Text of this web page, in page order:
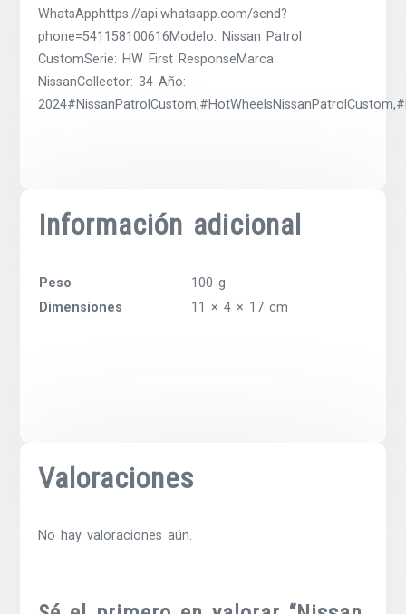
WhatsApphttps://api.whatsapp.com/send?
phone=541158100616Modelo: Nissan Patrol
CustomSerie: HW First ResponseMarca:
NissanCollector: 34 Año:
Información adicional
Peso
100 g
Dimensiones
11 × 4 × 17 cm
Valoraciones
No hay valoraciones aún.